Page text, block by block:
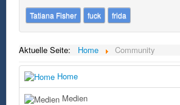
Tatiana Fisher fuck frida
Aktuelle Seite: Home Community
Home
Medien